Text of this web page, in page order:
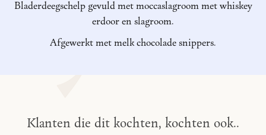
Bladerdeegschelp gevuld met moccaslagroom met whiskey
erdoor en slagroom.
Afgewerkt met melk chocolade snippers.
Klanten die dit kochten, kochten ook..